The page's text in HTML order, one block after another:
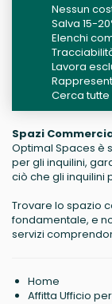
Nessun
Salva 15-
Elenchi
Lavora
Cerca tutte
Spazi
Optimal Spaces è
per gli inquilini,
ciò che gli inquilini
Trovare lo spazio
fondamentale, e
servizi
Home
Affitta Ufficio